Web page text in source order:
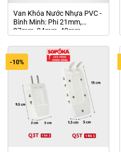
Van Khóa Nước Nhựa PVC -
Bình Minh: Phi 21mm,
27mm, 34mm, 42mm,
-10%